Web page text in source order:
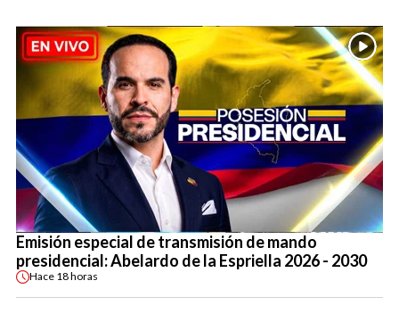
Emisión especial de transmisión de mando
presidencial: Abelardo de la Espriella 2026 - 2030
Hace 18 horas